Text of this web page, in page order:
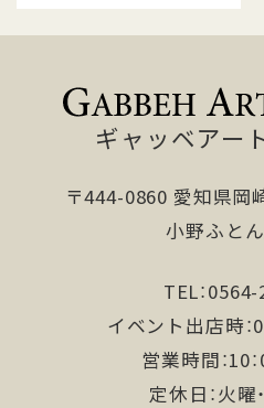
キーが送信される際にそ
することができます。 し
より当サイトを快適に利
ギャッベ美術館株式会社
愛知県岡崎市明大寺本町
電話番号0564-22-6661
ギャッベアー
〒444-0860 愛知県岡
小野ふと
TEL：
イベント出店時
営業時間：10
定休日：火曜